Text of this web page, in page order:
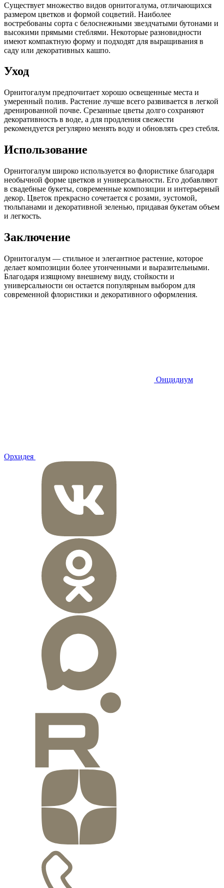
Существует множество видов орнитогалума, отличающихся
размером цветков и формой соцветий. Наиболее
востребованы сорта с белоснежными звездчатыми бутонами и
высокими прямыми стеблями. Некоторые разновидности
имеют компактную форму и подходят для выращивания в
саду или декоративных кашпо.
Уход
Орнитогалум предпочитает хорошо освещенные места и
умеренный полив. Растение лучше всего развивается в легкой
дренированной почве. Срезанные цветы долго сохраняют
декоративность в воде, а для продления свежести
рекомендуется регулярно менять воду и обновлять срез стебля.
Использование
Орнитогалум широко используется во флористике благодаря
необычной форме цветков и универсальности. Его добавляют
в свадебные букеты, современные композиции и интерьерный
декор. Цветок прекрасно сочетается с розами, эустомой,
тюльпанами и декоративной зеленью, придавая букетам объем
и легкость.
Заключение
Орнитогалум — стильное и элегантное растение, которое
делает композиции более утонченными и выразительными.
Благодаря изящному внешнему виду, стойкости и
универсальности он остается популярным выбором для
современной флористики и декоративного оформления.
Онцидиум
Орхидея